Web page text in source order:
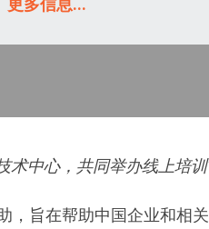
更多信息...
术中心，共同举办线上培
，旨在帮助中国企业和相